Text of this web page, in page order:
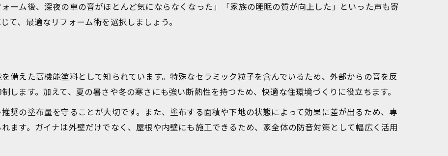
ーム後、深夜の車の音がほとんど気にならなくなった」「家族の睡眠の質が向上した」といった声も寄
て、最適なリフォーム術を選択しましょう。
備えた高機能塗料として知られています。特殊なセラミック粒子を含んでいるため、外部からの音を反
します。加えて、夏の暑さや冬の寒さにも強い断熱性を持つため、快適な住環境づくりに役立ちます。
奨の塗布量を守ることが大切です。また、塗布する面積や下地の状態によって効果に差が出るため、専
ます。ガイナは外壁だけでなく、屋根や内壁にも施工できるため、家全体の防音対策として幅広く活用